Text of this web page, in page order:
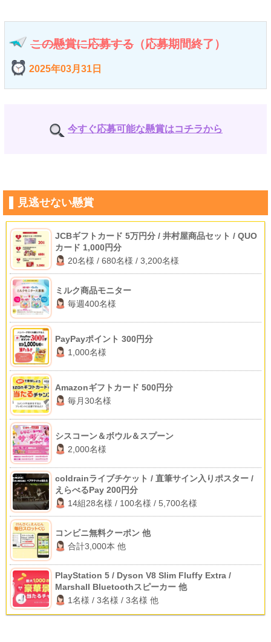
この懸賞に応募する （応募期間終了）
2025年03月31日
今すぐ応募可能な懸賞はコチラから
見逃せない懸賞
JCBギフトカード 5万円分 / 井村屋商品セット / QUO
カード 1,000円分
20名様 / 680名様 / 3,200名様
ミルク商品モニター
毎週400名様
PayPayポイント 300円分
1,000名様
Amazonギフトカード 500円分
毎月30名様
シスコーン＆ボウル＆スプーン
2,000名様
coldrainライブチケット / 直筆サイン入りポスター /
えらべるPay 200円分
14組28名様 / 100名様 / 5,700名様
コンビニ無料クーポン 他
合計3,000本 他
PlayStation 5 / Dyson V8 Slim Fluffy Extra /
Marshall Bluetoothスピーカー 他
1名様 / 3名様 / 3名様 他